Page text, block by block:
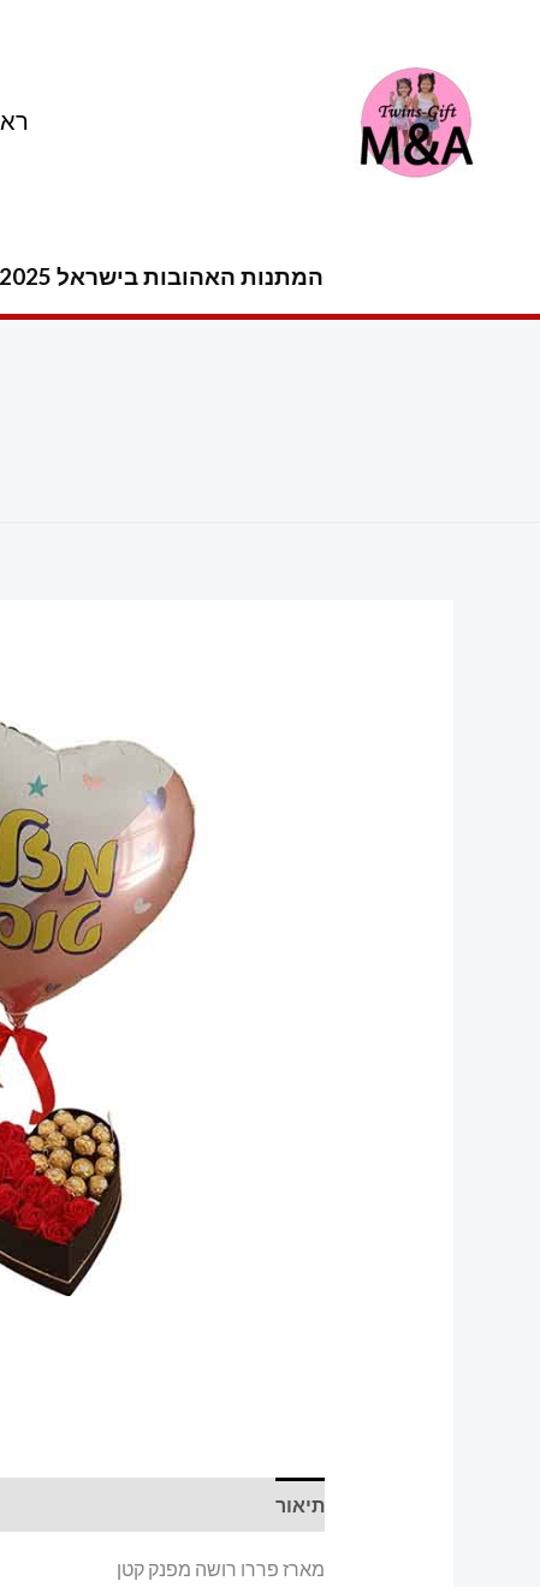
המתנות האהובות בישראל 2025 -2026
תיאור
מארז פררו רושה מפנק קטן